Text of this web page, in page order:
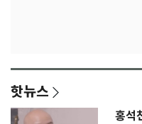
핫뉴스
홍석